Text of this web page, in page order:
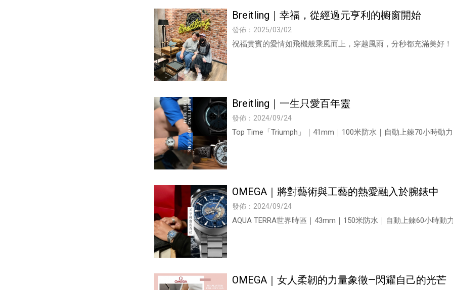
Breitling｜幸福，從經過元亨利的櫥窗開始
發佈：2025/03/02
祝福貴賓的愛情如飛機般乘風而上，穿越風雨，分秒都充滿美好！
Breitling｜一生只愛百年靈
發佈：2024/09/24
Top Time「Triumph」｜41mm｜100米防水｜自動上鍊70小時動
OMEGA｜將對藝術與工藝的熱愛融入於腕錶中
發佈：2024/09/24
AQUA TERRA世界時區｜43mm｜150米防水｜自動上鍊60小時動
OMEGA｜女人柔韌的力量象徵—閃耀自己的光芒